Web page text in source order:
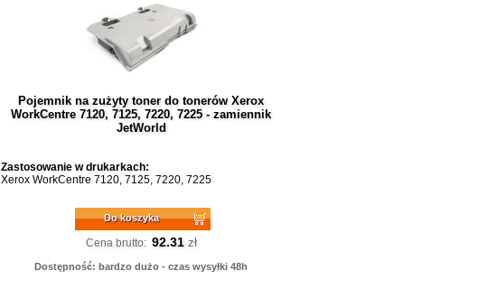
Pojemnik na zużyty toner do tonerów Xerox
WorkCentre 7120, 7125, 7220, 7225 - zamiennik
JetWorld
Zastosowanie w drukarkach:
Xerox WorkCentre 7120, 7125, 7220, 7225
Do koszyka
Cena brutto: 92.31 zł
Dostępność: bardzo dużo - czas wysyłki 48h